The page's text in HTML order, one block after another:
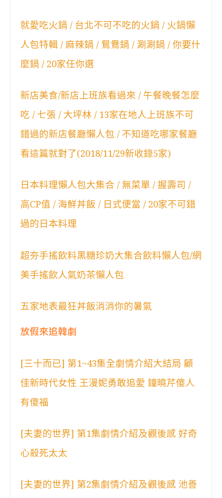
就愛吃火鍋 / 台北不可不吃的火鍋 / 火鍋懶
人包特輯 / 麻辣鍋 / 鴛鴦鍋 / 涮涮鍋 / 你要什
麼鍋 / 20家任你選
新店美食/新店上班族看過來 / 午餐晚餐怎麼
吃 / 七張 / 大坪林 / 13家在地人上班族不可
錯過的新店餐廳懶人包 / 不知道吃哪家餐廳
看這篇就對了(2018/11/29新收錄5家)
日本料理懶人包大集合 / 無菜單 / 握壽司 /
高CP值 / 海鮮丼飯 / 日式便當 / 20家不可錯
過的日本料理
超夯手搖飲料黑糖珍奶大集合飲料懶人包/網
美手搖飲人氣奶茶懶人包
五家地表最狂丼飯消消你的暑氣
放假來追韓劇
[三十而已] 第1~43集全劇情介紹大結局 顧
佳新時代女性 王漫妮勇敢追愛 鐘曉芹傻人
有傻福
[夫妻的世界] 第1集劇情介紹及觀後感 好奇
心殺死太太
[夫妻的世界] 第2集劇情介紹及觀後感 池善